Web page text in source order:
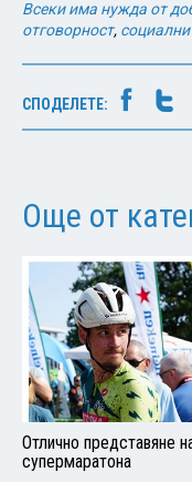
Всеки има нужда от
отговорност,
СПОДЕЛЕТЕ:
Още от
Отлично представяне
супермаратона